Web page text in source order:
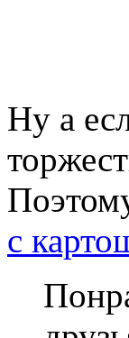
Ну а
с